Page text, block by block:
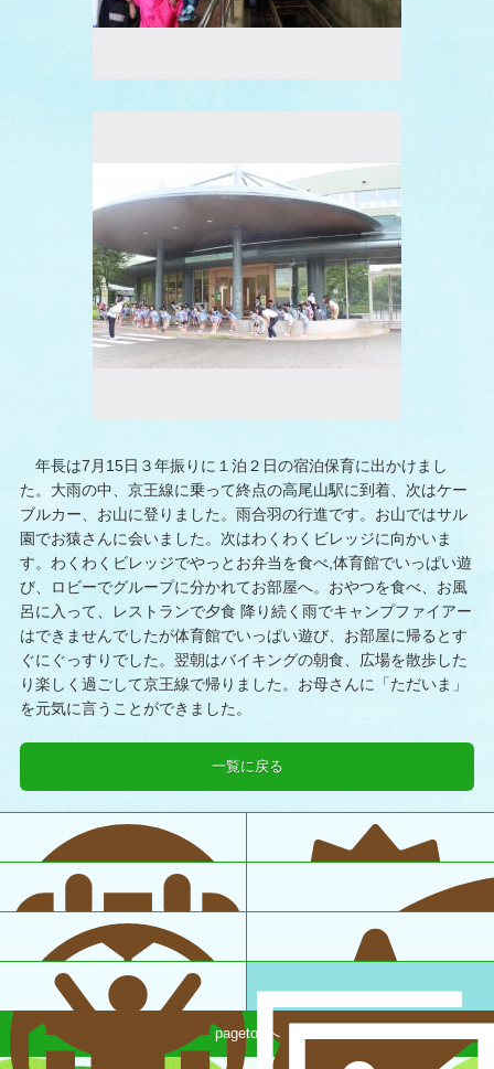
年長は7月15日３年振りに１泊２日の宿泊保育に出かけまし
た。大雨の中、京王線に乗って終点の高尾山駅に到着、次はケー
ブルカー、お山に登りました。雨合羽の行進です。お山ではサル
園でお猿さんに会いました。次はわくわくビレッジに向かいま
す。わくわくビレッジでやっとお弁当を食べ,体育館でいっぱい遊
び、ロビーでグループに分かれてお部屋へ。おやつを食べ、お風
呂に入って、レストランで夕食 降り続く雨でキャンプファイアー
はできませんでしたが体育館でいっぱい遊び、お部屋に帰るとす
ぐにぐっすりでした。翌朝はバイキングの朝食、広場を散歩した
り楽しく過ごして京王線で帰りました。お母さんに「ただいま」
を元気に言うことができました。
一覧に戻る
pagetopへ